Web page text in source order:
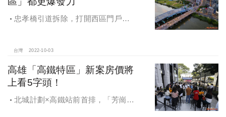
忠孝橋引道拆除，打開西區門戶計
同區，從77萬，瞬間跳上9字頭，近一
年半大同區更不乏單價賣上120萬以上
的案子。
台灣 2022-10-03
高雄「高鐵特區」新案房價將
上看5字頭！
北城計劃×高鐵站前首排，「芳崗高